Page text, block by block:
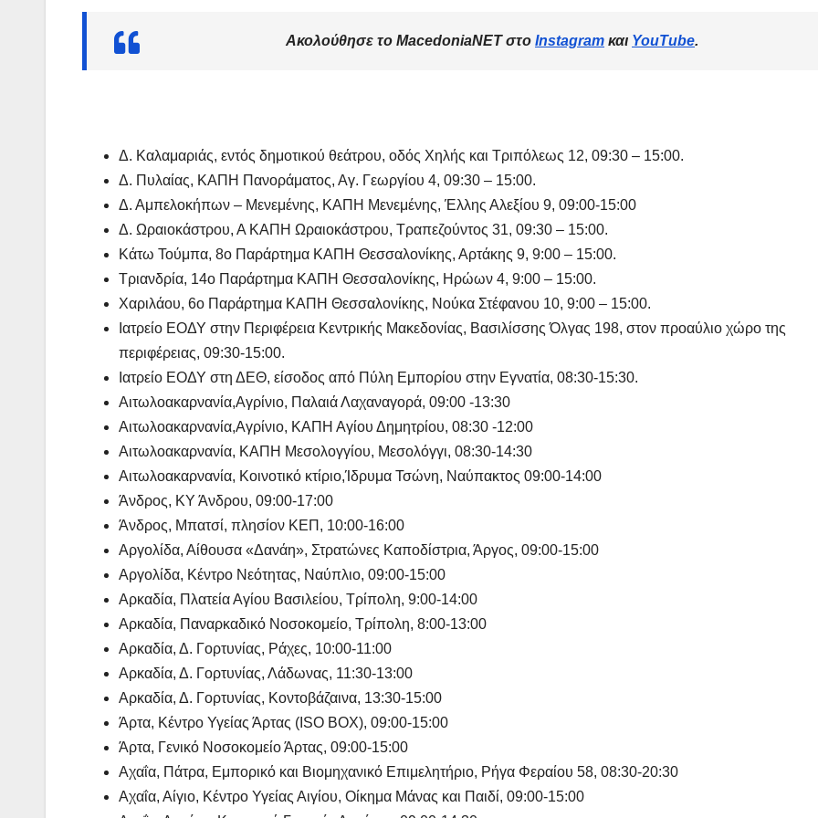
Ακολούθησε το MacedoniaNET στο Instagram και YouTube.
Δ. Καλαμαριάς, εντός δημοτικού θεάτρου, οδός Χηλής και Τριπόλεως 12, 09:30 – 15:00.
Δ. Πυλαίας, ΚΑΠΗ Πανοράματος, Αγ. Γεωργίου 4, 09:30 – 15:00.
Δ. Αμπελοκήπων – Μενεμένης, ΚΑΠΗ Μενεμένης, Έλλης Αλεξίου 9, 09:00-15:00
Δ. Ωραιοκάστρου, Α ΚΑΠΗ Ωραιοκάστρου, Τραπεζούντος 31, 09:30 – 15:00.
Κάτω Τούμπα, 8ο Παράρτημα ΚΑΠΗ Θεσσαλονίκης, Αρτάκης 9, 9:00 – 15:00.
Τριανδρία, 14ο Παράρτημα ΚΑΠΗ Θεσσαλονίκης, Ηρώων 4, 9:00 – 15:00.
Χαριλάου, 6ο Παράρτημα ΚΑΠΗ Θεσσαλονίκης, Νούκα Στέφανου 10, 9:00 – 15:00.
Ιατρείο ΕΟΔΥ στην Περιφέρεια Κεντρικής Μακεδονίας, Βασιλίσσης Όλγας 198, στον προαύλιο χώρο της
περιφέρειας, 09:30-15:00.
Ιατρείο ΕΟΔΥ στη ΔΕΘ, είσοδος από Πύλη Εμπορίου στην Εγνατία, 08:30-15:30.
Αιτωλοακαρνανία,Αγρίνιο, Παλαιά Λαχαναγορά, 09:00 -13:30
Αιτωλοακαρνανία,Αγρίνιο, ΚΑΠΗ Αγίου Δημητρίου, 08:30 -12:00
Αιτωλοακαρνανία, ΚΑΠΗ Μεσολογγίου, Μεσολόγγι, 08:30-14:30
Αιτωλοακαρνανία, Κοινοτικό κτίριο,Ίδρυμα Τσώνη, Ναύπακτος 09:00-14:00
Άνδρος, ΚΥ Άνδρου, 09:00-17:00
Άνδρος, Μπατσί, πλησίον ΚΕΠ, 10:00-16:00
Αργολίδα, Αίθουσα «Δανάη», Στρατώνες Καποδίστρια, Άργος, 09:00-15:00
Αργολίδα, Κέντρο Νεότητας, Ναύπλιο, 09:00-15:00
Αρκαδία, Πλατεία Αγίου Βασιλείου, Τρίπολη, 9:00-14:00
Αρκαδία, Παναρκαδικό Νοσοκομείο, Τρίπολη, 8:00-13:00
Αρκαδία, Δ. Γορτυνίας, Ράχες, 10:00-11:00
Αρκαδία, Δ. Γορτυνίας, Λάδωνας, 11:30-13:00
Αρκαδία, Δ. Γορτυνίας, Κοντοβάζαινα, 13:30-15:00
Άρτα, Κέντρο Υγείας Άρτας (ISO BOX), 09:00-15:00
Άρτα, Γενικό Νοσοκομείο Άρτας, 09:00-15:00
Αχαΐα, Πάτρα, Εμπορικό και Βιομηχανικό Επιμελητήριο, Ρήγα Φεραίου 58, 08:30-20:30
Αχαΐα, Αίγιο, Κέντρο Υγείας Αιγίου, Οίκημα Μάνας και Παιδί, 09:00-15:00
ΔΗΜΟΣΚΟΠΉΣΕΙΣ
Ποιοι είναι
πίσω απ τις
Φωτίες;
14 ΑΥΓΟΎΣΤΟΥ 2024
MACEDONIANET
ΑΝΟΔΙΚΉ ΤΆΣΗ ΔΗΜΟΣΚΟΠΉΣΕΙΣ
Τι Θέση θα
έπαιρνε ένας
Πατριωτικός
σχηματισμός
με ηγέτες
Μαρινάκη &
Γιαννακόπουλο
;
10 ΜΑΪ́ΟΥ 2024
MACEDONIANET MACEDONIANET